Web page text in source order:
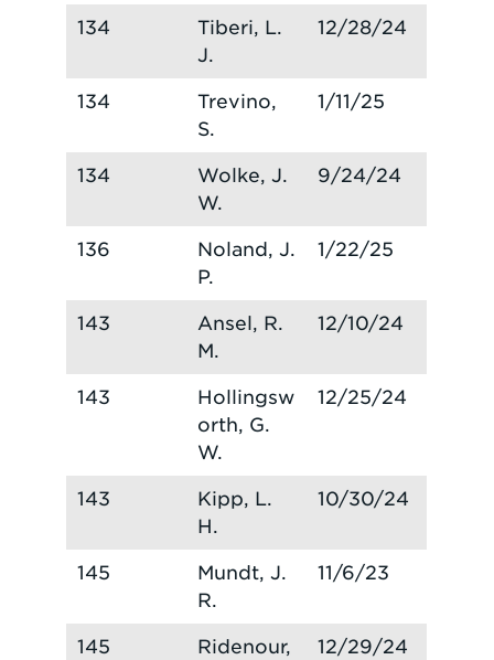
134
Tiberi, L.
J.
12/28/24
134
Trevino,
S.
1/11/25
134
Wolke, J.
W.
9/24/24
136
Noland, J.
P.
1/22/25
143
Ansel, R.
M.
12/10/24
143
Hollingsw
orth, G.
W.
12/25/24
143
Kipp, L.
H.
10/30/24
145
Mundt, J.
R.
11/6/23
145
Ridenour,
12/29/24